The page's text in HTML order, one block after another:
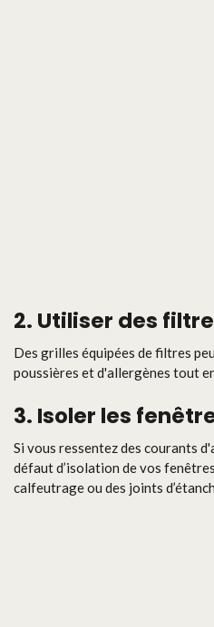
2. Utiliser des
Des grilles équipées de filtres
poussières et d'allergènes tout
3. Isoler les
Si vous ressentez des courants
défaut d’isolation de vos
calfeutrage ou des joints